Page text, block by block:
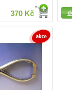
370 Kč